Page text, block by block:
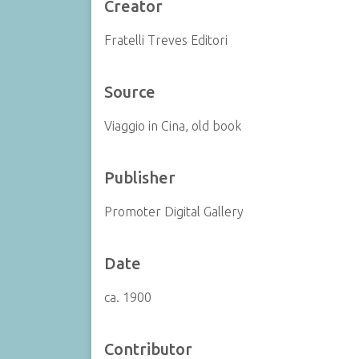
Creator
Fratelli Treves Editori
Source
Viaggio in Cina, old book
Publisher
Promoter Digital Gallery
Date
ca. 1900
Contributor